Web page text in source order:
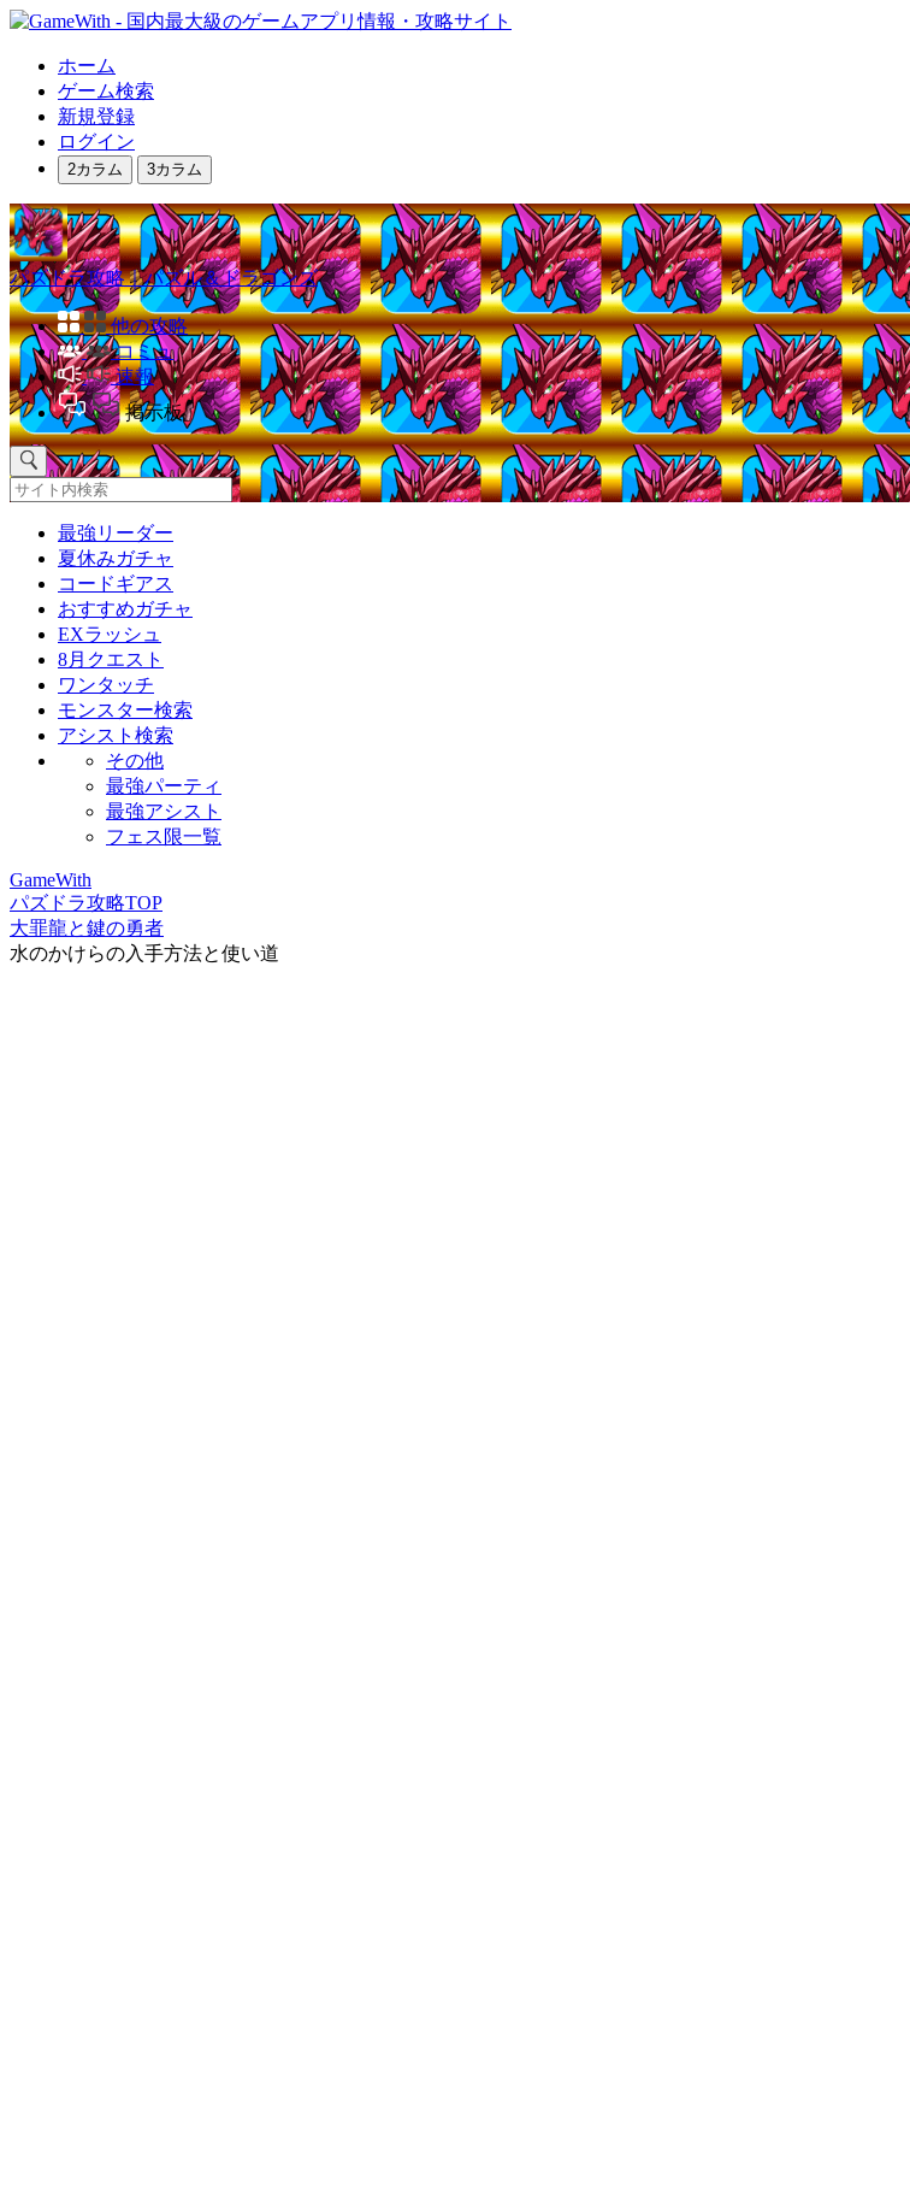
ホーム
ゲーム検索
新規登録
ログイン
2カラム 3カラム
パズドラ攻略｜パズル＆ドラゴンズ
他の攻略
コミュ
速報
掲示板
最強リーダー
夏休みガチャ
コードギアス
おすすめガチャ
EXラッシュ
8月クエスト
ワンタッチ
モンスター検索
アシスト検索
その他
最強パーティ
最強アシスト
フェス限一覧
GameWith
パズドラ攻略TOP
大罪龍と鍵の勇者
水のかけらの入手方法と使い道